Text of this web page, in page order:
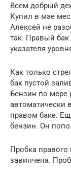
Всем добрый
Купил в мае
Алексей не
так. Правый
указателя
Как только
бак пустой
Бензин по мере
автоматически
правом баке.
бензин. Он
Пробка
завинчена.